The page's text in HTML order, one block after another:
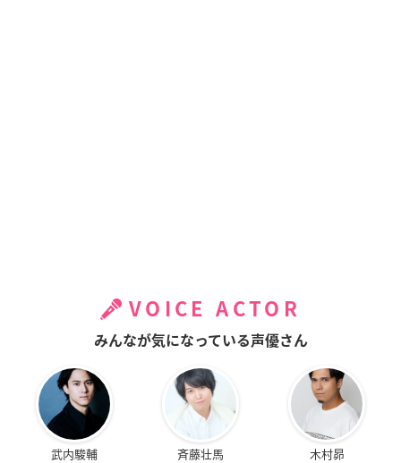
VOICE ACTOR
みんなが気になっている声優さん
武内駿輔 斉藤壮馬 木村昴